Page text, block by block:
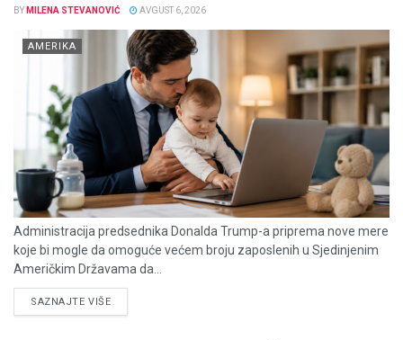
BY MILENA STEVANOVIĆ AVGUST 6, 2026
AMERIKA
Administracija predsednika Donalda Trump-a priprema nove mere
koje bi mogle da omoguće većem broju zaposlenih u Sjedinjenim
Američkim Državama da...
SAZNAJTE VIŠEDETAILS